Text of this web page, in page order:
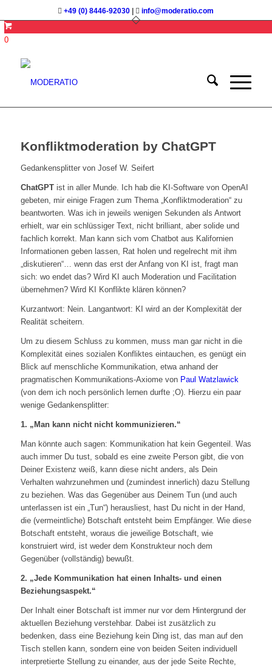
+49 (0) 8446-92030 info@moderatio.com
0
Konfliktmoderation by ChatGPT
Gedankensplitter von Josef W. Seifert
ChatGPTist in aller Munde. Ich hab die KI-Software von OpenAI
gebeten, mir einige Fragen zum Thema „Konfliktmoderation“ zu
beantworten. Was ich in jeweils wenigen Sekunden als Antwort
erhielt, war ein schlüssiger Text, nicht brilliant, aber solide und
fachlich korrekt. Man kann sich vom Chatbot aus Kalifornien
Informationen geben lassen, Rat holen und regelrecht mit ihm
„diskutieren“… wenn das erst der Anfang von KI ist, fragt man
sich: wo endet das? Wird KI auch Moderation und Facilitation
übernehmen? Wird KI Konflikte klären können?
Kurzantwort: Nein. Langantwort: KI wird an der Komplexität der
Realität scheitern.
Um zu diesem Schluss zu kommen, muss man gar nicht in die
Komplexität eines sozialen Konfliktes eintauchen, es genügt ein
Blick auf menschliche Kommunikation, etwa anhand der
pragmatischen Kommunikations-Axiome von Paul Watzlawick
(von dem ich noch persönlich lernen durfte ;O). Hierzu ein paar
wenige Gedankensplitter:
1. „Man kann nicht nicht kommunizieren.“
Man könnte auch sagen: Kommunikation hat kein Gegenteil. Was
auch immer Du tust, sobald es eine zweite Person gibt, die von
Deiner Existenz weiß, kann diese nicht anders, als Dein
Verhalten wahrzunehmen und (zumindest innerlich) dazu Stellung
zu beziehen. Was das Gegenüber aus Deinem Tun (und auch
unterlassen ist ein „Tun“) herausliest, hast Du nicht in der Hand,
die (vermeintliche) Botschaft entsteht beim Empfänger. Wie diese
Botschaft entsteht, woraus die jeweilige Botschaft, wie
konstruiert wird, ist weder dem Konstrukteur noch dem
Gegenüber (vollständig) bewußt.
2. „Jede Kommunikation hat einen Inhalts- und einen
Beziehungsaspekt.“
Der Inhalt einer Botschaft ist immer nur vor dem Hintergrund der
aktuellen Beziehung verstehbar. Dabei ist zusätzlich zu
bedenken, dass eine Beziehung kein Ding ist, das man auf den
Tisch stellen kann, sondern eine von beiden Seiten individuell
interpretierte Stellung zu einander, aus der jede Seite Rechte,